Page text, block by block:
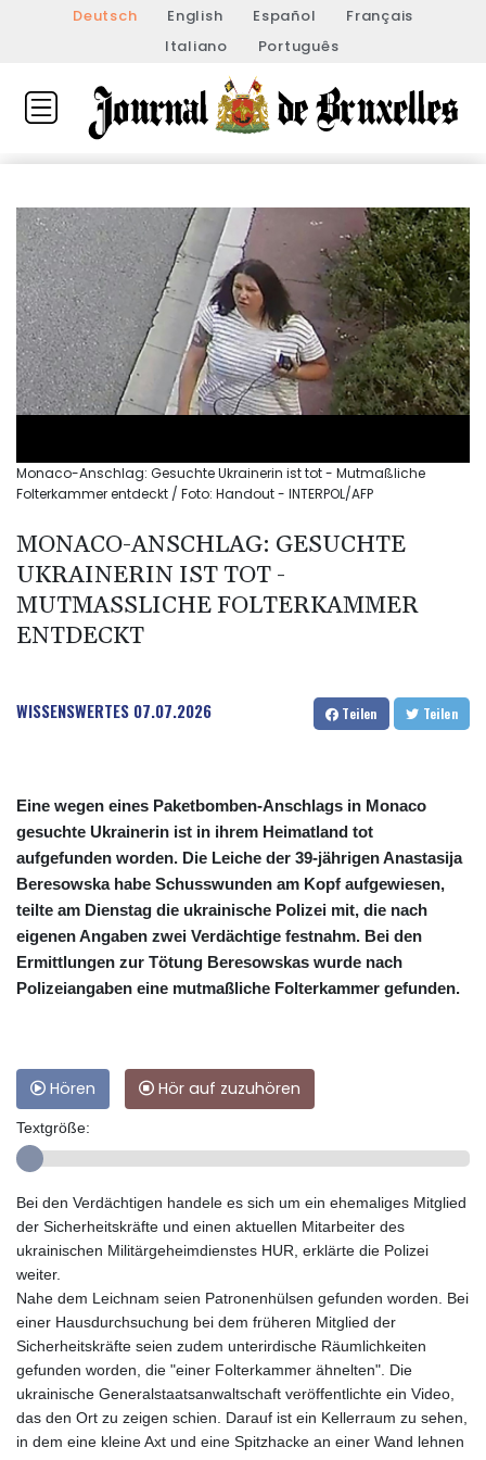
Deutsch English Español
Français
Italiano
Português
Monaco-Anschlag: Gesuchte Ukrainerin ist tot - Mutmaßliche
Folterkammer entdeckt / Foto: Handout - INTERPOL/AFP
MONACO-ANSCHLAG: GESUCHTE
UKRAINERIN IST TOT -
MUTMASSLICHE FOLTERKAMMER E
NTDECKT
WISSENSWERTES 07.07.2026 Teilen Teilen
Eine wegen eines Paketbomben-Anschlags in Monaco
gesuchte Ukrainerin ist in ihrem Heimatland tot
aufgefunden worden. Die Leiche der 39-jährigen Anastasija
Beresowska habe Schusswunden am Kopf aufgewiesen,
teilte am Dienstag die ukrainische Polizei mit, die nach
eigenen Angaben zwei Verdächtige festnahm. Bei den
Ermittlungen zur Tötung Beresowskas wurde nach
Polizeiangaben eine mutmaßliche Folterkammer gefunden.
Hören Hör auf zuzuhören
Textgröße:
Bei den Verdächtigen handele es sich um ein ehemaliges Mitglied
der Sicherheitskräfte und einen aktuellen Mitarbeiter des
ukrainischen Militärgeheimdienstes HUR, erklärte die Polizei
weiter.
Nahe dem Leichnam seien Patronenhülsen gefunden worden. Bei
einer Hausdurchsuchung bei dem früheren Mitglied der
Sicherheitskräfte seien zudem unterirdische Räumlichkeiten
gefunden worden, die "einer Folterkammer ähnelten". Die
ukrainische Generalstaatsanwaltschaft veröffentlichte ein Video,
das den Ort zu zeigen schien. Darauf ist ein Kellerraum zu sehen,
in dem eine kleine Axt und eine Spitzhacke an einer Wand lehnen